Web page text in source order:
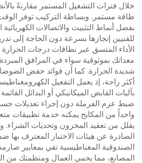
خلال فترات التشغيل المستمر مقارنةً
طاقة مستمر. وبساطة التركيب توفر الوقت
بفضل أنماط التثبيت والاتصالات
للفنيين إنجازها بسرعة دون الحاجة
الأداء المتسق عبر نطاقات درجات
معداتك بموثوقية سواء في المرافق
شديدة الحرارة. كما أن فوائد خفض
أكثر راحة، إذ يعمل التفعيل
بآليات القابض الميكانيكي أو البدائل
ضبط عزم الفرملة دون إجراء تعديلات
واحداً من المكابح يمكنه خدمة تطبيقات
يقلل من تعقيد المخزون وتحديات الشراء.
الصادرة عن هيئات الاختبار المعترف بها
الصندوقية المغناطيسية تفي بمعايير
المصانع، مما يحمي العمال ومنظمتك من